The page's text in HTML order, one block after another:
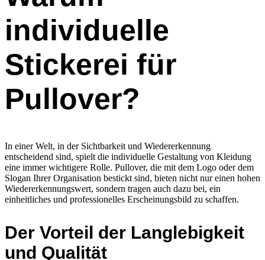
individuelle
Stickerei für
Pullover?
In einer Welt, in der Sichtbarkeit und Wiedererkennung
entscheidend sind, spielt die individuelle Gestaltung von Kleidung
eine immer wichtigere Rolle. Pullover, die mit dem Logo oder dem
Slogan Ihrer Organisation bestickt sind, bieten nicht nur einen hohen
Wiedererkennungswert, sondern tragen auch dazu bei, ein
einheitliches und professionelles Erscheinungsbild zu schaffen.
Der Vorteil der Langlebigkeit
und Qualität